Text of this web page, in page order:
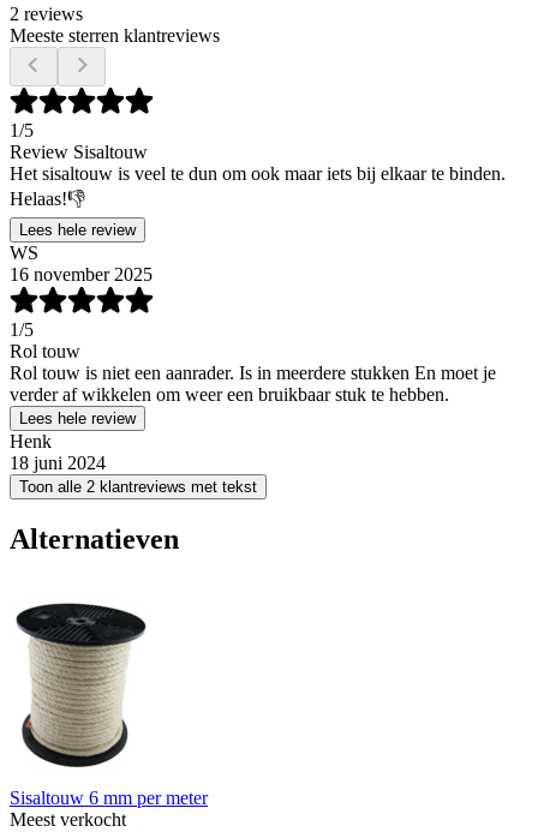
2 reviews
Meeste sterren klantreviews
1/5
Review Sisaltouw
Het sisaltouw is veel te dun om ook maar iets bij elkaar te binden.
Helaas!👎
Lees hele review
WS
16 november 2025
1/5
Rol touw
Rol touw is niet een aanrader. Is in meerdere stukken En moet je
verder af wikkelen om weer een bruikbaar stuk te hebben.
Lees hele review
Henk
18 juni 2024
Toon alle 2 klantreviews met tekst
Alternatieven
Sisaltouw 6 mm per meter
Meest verkocht